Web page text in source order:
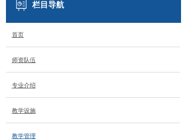
铁
栏目导航
首页
师资队伍
专业介绍
教学设施
教学管理